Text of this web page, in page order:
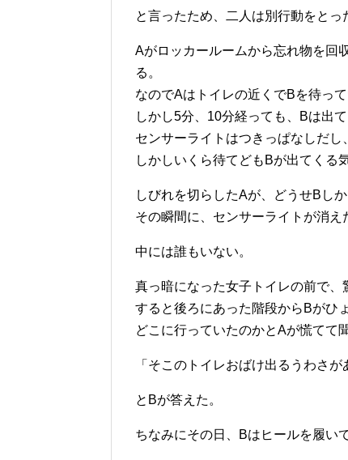
と言ったため、二人は別行動をとっ
Aがロッカールームから忘れ物を回
る。
なのでAはトイレの近くでBを待って
しかし5分、10分経っても、Bは出て
センサーライトはつきっぱなしだし
しかしいくら待てどもBが出てくる
しびれを切らしたAが、どうせBし
その瞬間に、センサーライトが消え
中には誰もいない。
真っ暗になった女子トイレの前で、
すると後ろにあった階段からBがひ
どこに行っていたのかとAが慌てて
「そこのトイレおばけ出るうわさ
とBが答えた。
ちなみにその日、Bはヒールを履い